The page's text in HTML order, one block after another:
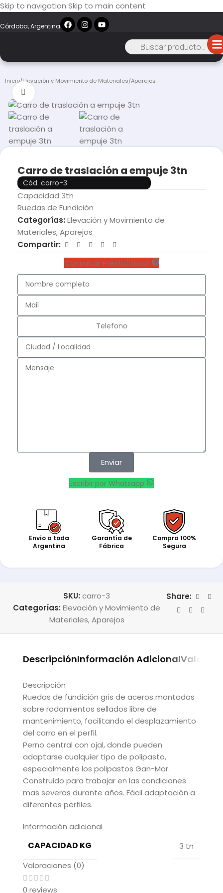
Skip to navigation Skip to main content
Córdoba, Argentina
Inicio/Elevación y Movimiento de Materiales/Aparejos
Carro de traslación a empuje 3tn
Cód. carro-3
Capacidad 3tn
Ruedas de Fundición
Categorías: Elevación y Movimiento de
Materiales,Aparejos
Compartir:
Consultar Precio/Stock
Enviar
Escribir por Whatsapp
Envío a toda
Argentina
Garantía de
Fábrica
Compra 100%
Segura
SKU:carro-3
Categorías: Elevación y Movimiento de
Materiales, Aparejos
Share:
DescripciónInformación Adicional
Descripción
Ruedas de fundición gris de aceros montadas
sobre rodamientos sellados libre de
mantenimiento, facilitando el desplazamiento
del carro en el perfil.
Perno central con ojal, donde pueden
adaptarse cualquier tipo de polipasto,
especialmente los polipastos Gan-Mar.
Construido para trabajar en las condiciones
mas severas durante años. Fácil adaptación a
diferentes perfiles.
Información adicional
CAPACIDAD KG
3 tn
Valoraciones (0)
0 reviews